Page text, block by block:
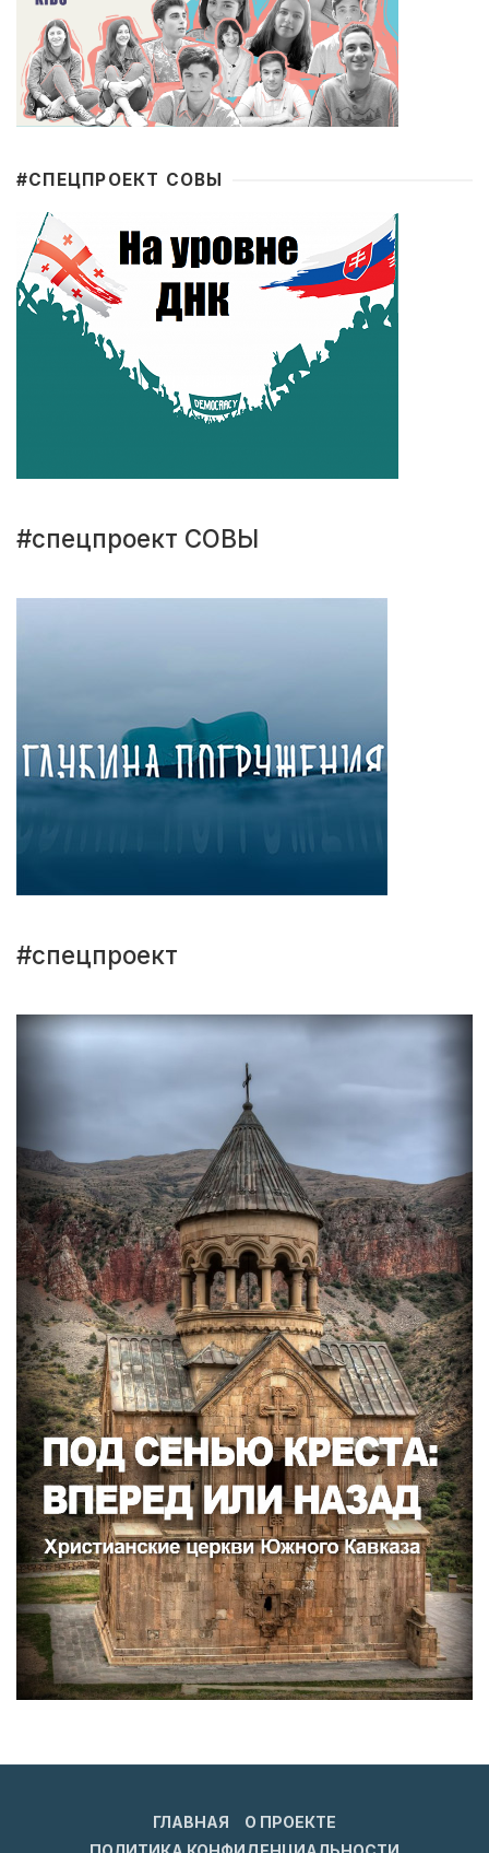
#CПЕЦПРОЕКТ СОВЫ
#спецпроект СОВЫ
#спецпроект
ГЛАВНАЯ
О ПРОЕКТЕ